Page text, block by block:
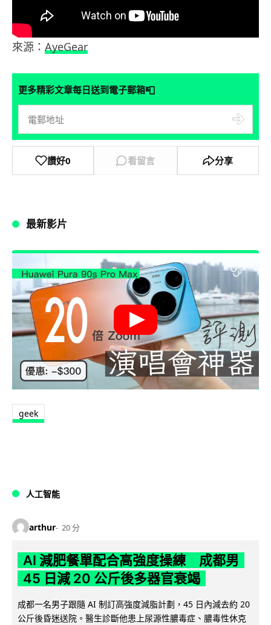
來源： AyeGear
更多精彩文章每日送到電子郵箱📮
讚好0 看留言 分享
最新影片
geek
人工智能
arthur 20 分
AI 減肥餐單配合高強度操練 成都男
45 日減 20 公斤後多器官衰竭
成都一名男子跟隨 AI 制訂高強度減脂計劃，45 日內減去約 20
公斤後昏迷送院。醫生診斷他患上尿源性膿毒症、膿毒性休克